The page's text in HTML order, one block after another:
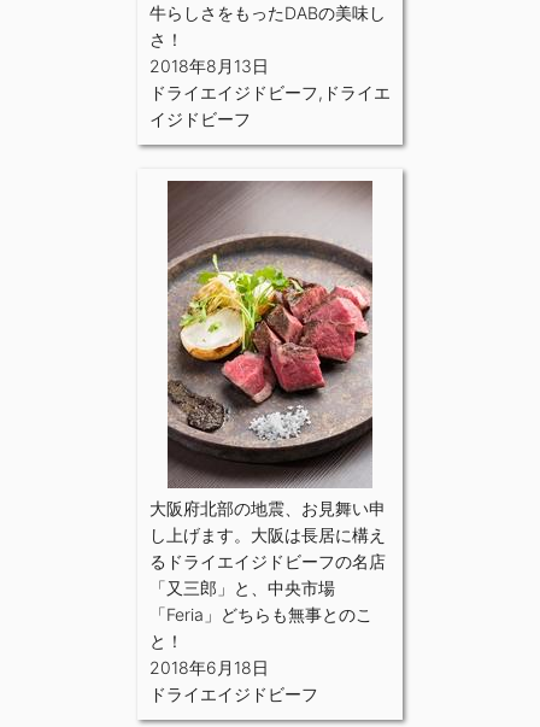
牛らしさをもったDABの美味し
さ！
2018年8月13日
ドライエイジドビーフ, ドライエ
イジドビーフ
大阪府北部の地震、お見舞い申
し上げます。大阪は長居に構え
るドライエイジドビーフの名店
「又三郎」と、中央市場
「Feria」どちらも無事とのこ
と！
2018年6月18日
ドライエイジドビーフ